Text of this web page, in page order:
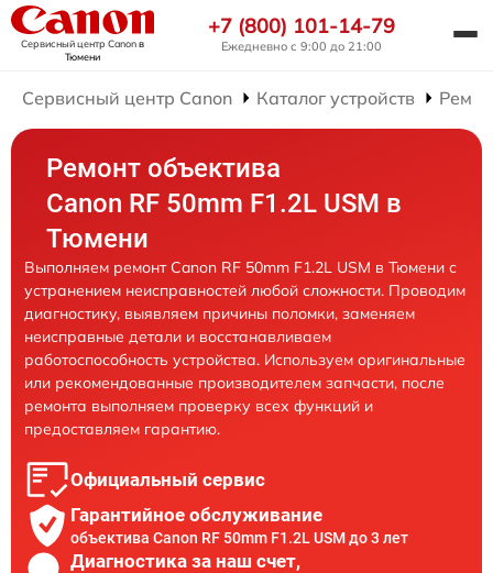
Сервисный центр Canonв
Тюмени
+7 (800) 101-14-79
Ежедневно с 9:00 до 21:00
Сервисный центр Canon Каталог устройств
Ремонт объектива
Canon RF 50mm F1.2L USM в
Тюмени
Выполняем ремонт Canon RF 50mm F1.2L USM в Тюмени с
устранением неисправностей любой сложности. Проводим
диагностику, выявляем причины поломки, заменяем
неисправные детали и восстанавливаем
работоспособность устройства. Используем оригинальные
или рекомендованные производителем запчасти, после
ремонта выполняем проверку всех функций и
предоставляем гарантию.
Официальный сервис
Гарантийное обслуживание
объектива Canon RF 50mm F1.2L USM до 3 лет
Диагностика за наш счет,